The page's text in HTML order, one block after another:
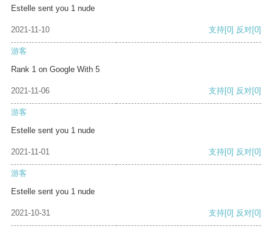
Estelle sent you 1 nude
2021-11-10 支持[0] 反对[0]
游客
Rank 1 on Google With 5
2021-11-06 支持[0] 反对[0]
游客
Estelle sent you 1 nude
2021-11-01 支持[0] 反对[0]
游客
Estelle sent you 1 nude
2021-10-31 支持[0] 反对[0]